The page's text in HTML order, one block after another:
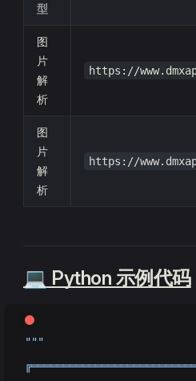
型
图
片
解
析
https://
图
片
解
析
https://
💻 Python 示例代码
"""